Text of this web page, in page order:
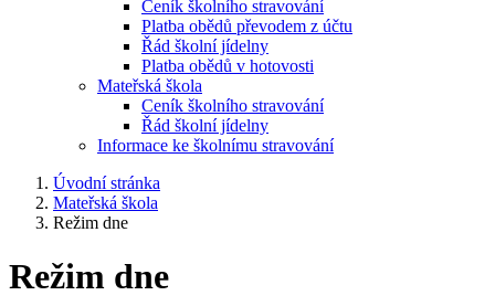
Ceník školního stravování
Platba obědů převodem z účtu
Řád školní jídelny
Platba obědů v hotovosti
Mateřská škola
Ceník školního stravování
Řád školní jídelny
Informace ke školnímu stravování
Úvodní stránka
Mateřská škola
Režim dne
Režim dne